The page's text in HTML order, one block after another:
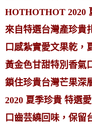
HOTHOTHOT 2020
來自特選台灣產珍貴
口感紮實愛文果乾，
黃金色甘甜特別香氣
鎖住珍貴台灣芒果深
2020 夏季珍貴 特選
口齒芸繞回味，保留